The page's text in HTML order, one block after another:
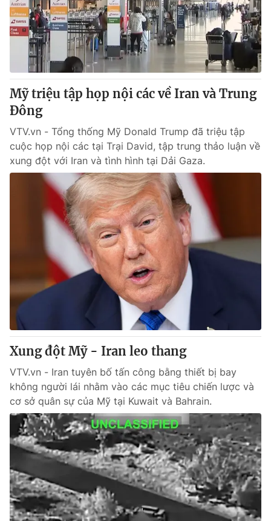
Mỹ triệu tập họp nội các về Iran và Trung
Đông
VTV.vn - Tổng thống Mỹ Donald Trump đã triệu tập
cuộc họp nội các tại Trại David, tập trung thảo luận về
xung đột với Iran và tình hình tại Dải Gaza.
Xung đột Mỹ - Iran leo thang
VTV.vn - Iran tuyên bố tấn công bằng thiết bị bay
không người lái nhằm vào các mục tiêu chiến lược và
cơ sở quân sự của Mỹ tại Kuwait và Bahrain.